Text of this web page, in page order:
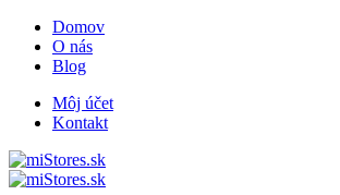
Skip
navigation
Skip
content
Domov
O nás
Blog
Môj účet
Kontakt